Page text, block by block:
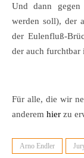
Und dann
werden soll), der
der Eulenfluß-
der auch furchtbar
Für alle, die wir
anderem hier zu
Arno Endler